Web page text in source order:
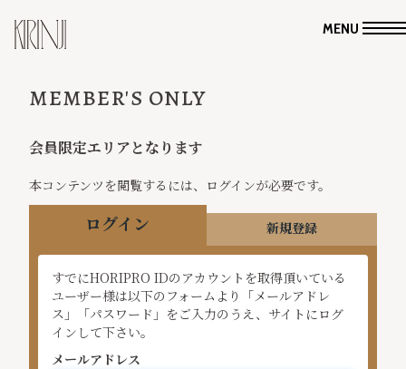
MENU
MEMBER'S ONLY
会員限定エリアとなります
本コンテンツを閲覧するには、ログインが必要です。
ログイン 新規登録
すでにHORIPRO IDのアカウントを取得頂いている
ユーザー様は以下のフォームより「メールアドレ
ス」「パスワード」をご入力のうえ、サイトにログ
インして下さい。
メールアドレス